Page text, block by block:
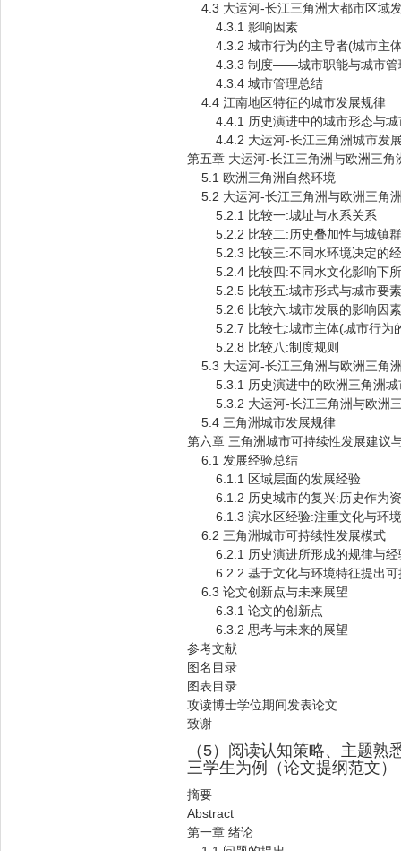
4.3 大运河-长江三角洲大都市区域
4.3.1 影响因素
4.3.2 城市行为的主导者(城市主
4.3.3 制度——城市职能与城市管
4.3.4 城市管理总结
4.4 江南地区特征的城市发展规律
4.4.1 历史演进中的城市形态与城
4.4.2 大运河-长江三角洲城市发
第五章 大运河-长江三角洲与欧洲三角
5.1 欧洲三角洲自然环境
5.2 大运河-长江三角洲与欧洲三角
5.2.1 比较一:城址与水系关系
5.2.2 比较二:历史叠加性与城镇群
5.2.3 比较三:不同水环境决定的经
5.2.4 比较四:不同水文化影响下所
5.2.5 比较五:城市形式与城市要素
5.2.6 比较六:城市发展的影响因素
5.2.7 比较七:城市主体(城市行为
5.2.8 比较八:制度规则
5.3 大运河-长江三角洲与欧洲三角
5.3.1 历史演进中的欧洲三角洲城
5.3.2 大运河-长江三角洲与欧洲三
5.4 三角洲城市发展规律
第六章 三角洲城市可持续性发展建议
6.1 发展经验总结
6.1.1 区域层面的发展经验
6.1.2 历史城市的复兴:历史作为资
6.1.3 滨水区经验:注重文化与环
6.2 三角洲城市可持续性发展模式
6.2.1 历史演进所形成的规律与经
6.2.2 基于文化与环境特征提出可
6.3 论文创新点与未来展望
6.3.1 论文的创新点
6.3.2 思考与未来的展望
参考文献
图名目录
图表目录
攻读博士学位期间发表论文
致谢
（5）阅读认知策略、主题
三学生为例（论文提纲范文）
摘要
Abstract
第一章 绪论